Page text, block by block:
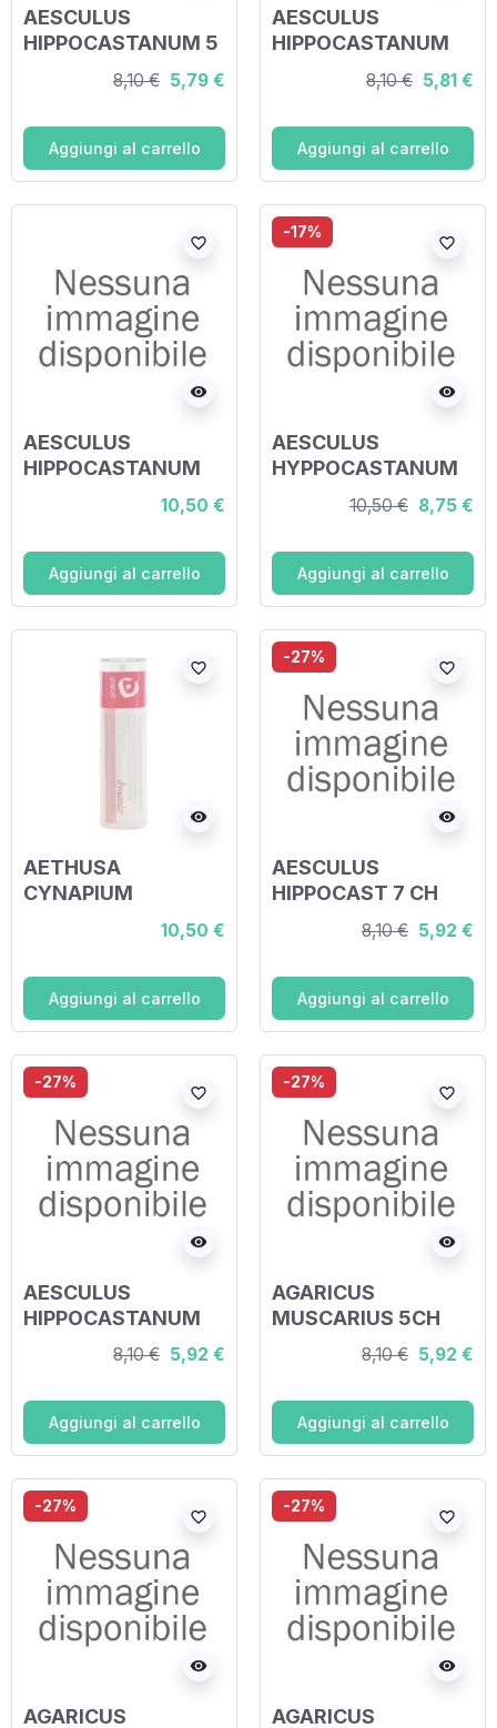
AESCULUS
HIPPOCASTANUM 5
CH GRANULI 4G
8,10 € 5,79 €
Aggiungi al carrello
AESCULUS
HIPPOCASTANUM
30 CH GRANULI 4G
8,10 € 5,81 €
Aggiungi al carrello
visibility
favorite_border
AESCULUS
HIPPOCASTANUM
30CH GRANULI
10,50 €
Aggiungi al carrello
-17%
visibility
favorite_border
AESCULUS
HYPPOCASTANUM
15CH GRANULI
10,50 € 8,75 €
Aggiungi al carrello
visibility
favorite_border
AETHUSA
CYNAPIUM
10,50 €
Aggiungi al carrello
-27%
visibility
favorite_border
AESCULUS
HIPPOCAST 7 CH
GRANULI 4G
8,10 € 5,92 €
Aggiungi al carrello
-27%
visibility
favorite_border
AESCULUS
HIPPOCASTANUM
9CH GRANULI 4G
8,10 € 5,92 €
Aggiungi al carrello
-27%
visibility
favorite_border
AGARICUS
MUSCARIUS 5CH
GRANULI 4G
8,10 € 5,92 €
Aggiungi al carrello
-27%
visibility
favorite_border
AGARICUS
-27%
visibility
favorite_border
AGARICUS